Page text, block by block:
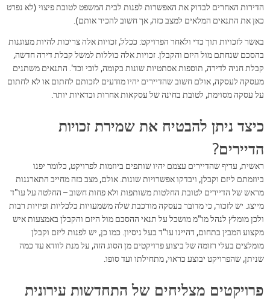
הדירות האחרים לבדוק את האפשרות לפנות לבית המשפט לטובת פיצוי (לא נפרט
כאן את התנאים המלאים למצב כזה, אך חשוב להכיר אותם).
באשר לזכויות תוך כדי ולאחר הפרויקט: ככלל, זכויות אלה צריכות להיות מעוגנות
בהסכם שנחתם מול היזם והקבלן. זכויות אלה כוללות למשל קבלת דירה חדשה,
קבלת חניה לדירה, תוספות אסתטיות שונות בקומה, לובי וכד'. התנאים משתנים
מעסקה לעסקה, אולם חשוב שהדיירים יהיו מודעים לזכותם לחתום או לא לחתום
על עסקה מסוימת, לטובת בחינה של עסקאות אחרות וכדאיות יותר.
כיצד ניתן להבטיח את שמירת זכויות
הדיירים?
ראשית, עדיף שהדיירים עצמם יהיו שותפים ביוזמות לפרויקט, כלומר יפנו
ביוזמתם ליזם וקבלן, ויבדקו אפשרויות שונות. אולם, מצב כזה מחייב התארגנות
מראש של הדיירים לטובת החלטות משותפות ולא פחות חשוב – החלטה על עו"ד
מייצג. יש לזכור, כי מדובר בעסקה מורכבת שלה משמעויות כלכליות ופיזיות רבות
ולכן מומלץ לנהל מו"מ מושכל על תנאי ההסכם מול היזם והקבלן באמצעות איש
מקצוע המבין בתחום, דהיינו עו"ד בעל ניסיון. כמו כן, יש לפנות ליזם וקבלן
מומלצים בעלי רזומה של ביצוע פרויקטים מן הסוג הזה, על מנת לוודא עד כמה
שניתן, שהפרויקט יבוצע כראוי, מתחילתו ועד סופו.
פרויקטים מצליחים של התחדשות עירונית